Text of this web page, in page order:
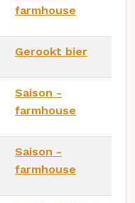
farmhouse
Gerookt bier
Saison -
farmhouse
Saison -
farmhouse